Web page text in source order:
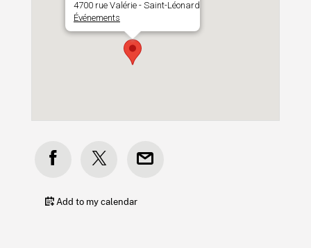
4700 rue Valérie - Saint-Léonard
Événements
Add to my calendar